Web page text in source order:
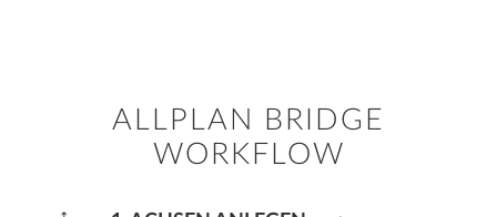
ALLPLAN BRIDGE
WORKFLOW